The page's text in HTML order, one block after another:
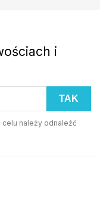
i
należy odnaleźć